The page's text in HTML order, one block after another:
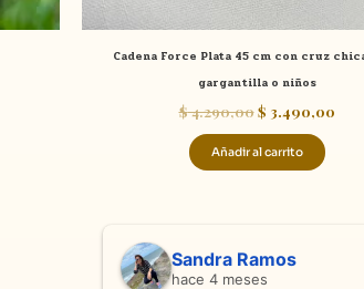
Cadena Force Plata 45 cm con cruz
gargantilla o niños
$4.290,00$ 3.490,00
Añadir al carrito
Sandra Ramos
hace 4 meses